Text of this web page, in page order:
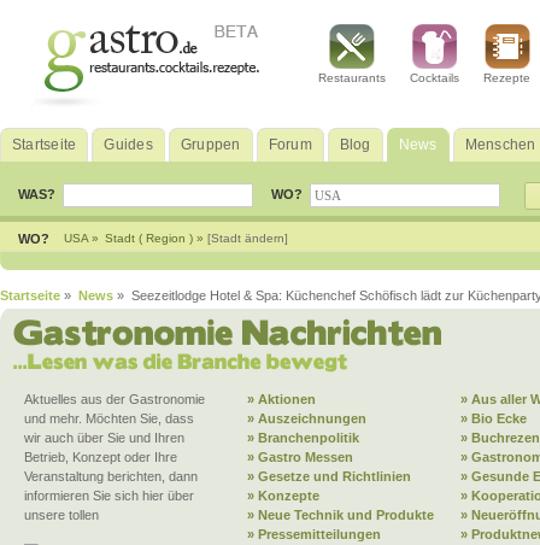
Restaurants Cocktails Rezepte
Startseite Guides Gruppen Forum Blog News Menschen
WAS? WO?
WO? USA » Stadt ( Region ) » [Stadt ändern]
Startseite » News » Seezeitlodge Hotel & Spa: Küchenchef Schöfisch lädt zur
Aktuelles aus der Gastronomie
und mehr. Möchten Sie, dass
wir auch über Sie und Ihren
Betrieb, Konzept oder Ihre
Veranstaltung berichten, dann
informieren Sie sich hier über
unsere tollen
» Aktionen
» Aus aller
» Auszeichnungen
» Bio Ecke
» Branchenpolitik
»
» Gastro Messen
»
» Gesetze und Richtlinien
» Gesunde
» Konzepte
»
» Neue Technik und Produkte
»
» Pressemitteilungen
»